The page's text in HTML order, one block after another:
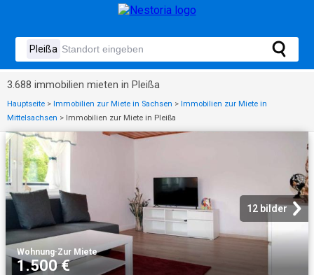
3.688 immobilien mieten in Pleißa
Hauptseite > Immobilien zur Miete in Sachsen > Immobilien zur Miete in
Mittelsachsen > Immobilien zur Miete in Pleißa
12 bilder
Wohnung·Zur Miete
1.500 €